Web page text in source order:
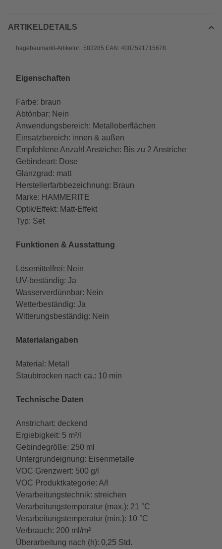
ARTIKELDETAILS
hagebaumarkt-Artikelnr.: 583285 EAN: 4007591715678
Eigenschaften
Farbe: braun
Abtönbar: Nein
Anwendungsbereich: Metalloberflächen
Einsatzbereich: innen & außen
Empfohlene Anzahl Anstriche: Bis zu 2 Anstriche
Gebindeart: Dose
Glanzgrad: matt
Herstellerfarbbezeichnung: Braun
Marke: HAMMERITE
Optik/Effekt: Matt-Effekt
Typ: Set
Funktionen & Ausstattung
Lösemittelfrei: Nein
UV-beständig: Ja
Wasserverdünnbar: Nein
Wetterbeständig: Ja
Witterungsbeständig: Nein
Materialangaben
Material: Metall
Staubtrocken nach ca.: 10 min
Technische Daten
Anstrichart: deckend
Ergiebigkeit: 5 m²/l
Gebindegröße: 250 ml
Untergrundeignung: Eisenmetalle
VOC Grenzwert: 500 g/l
VOC Produktkategorie: A/I
Verarbeitungstechnik: streichen
Verarbeitungstemperatur (max.): 21 °C
Verarbeitungstemperatur (min.): 10 °C
Verbrauch: 200 ml/m²
Überarbeitung nach (h): 0,25 Std.